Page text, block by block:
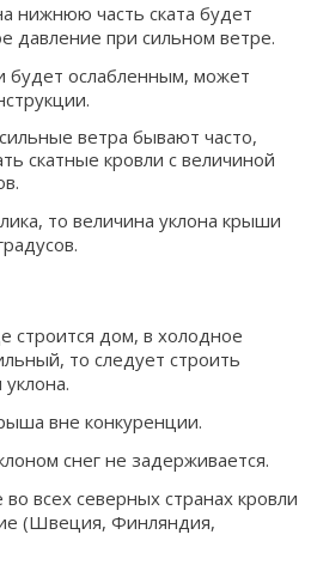
нижнюю часть ската будет
давление при сильном ветре.
будет ослабленным, может
ветра бывают часто,
скатные кровли с величиной
то величина уклона крыши
строится дом, в холодное
то следует строить
вне конкуренции.
снег не задерживается.
всех северных странах кровли
(Швеция, Финляндия,